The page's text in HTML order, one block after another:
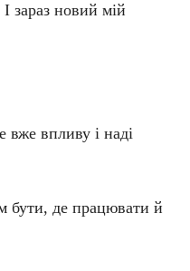
зараз новий мій
вже впливу і наді
бути, де працювати й